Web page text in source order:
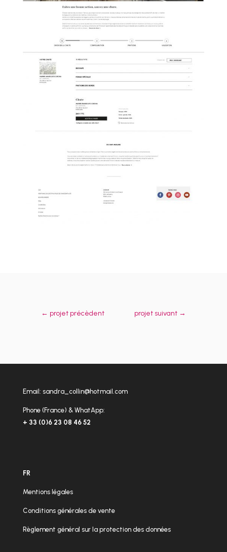
← projet précèdent projet suivant →
Email: sandra_collin@hotmail.com
Phone (France) & WhatApp:
+ 33 (0)6 23 08 46 52
FR
Mentions légales
Conditions générales de vente
Règlement général sur la protection des données